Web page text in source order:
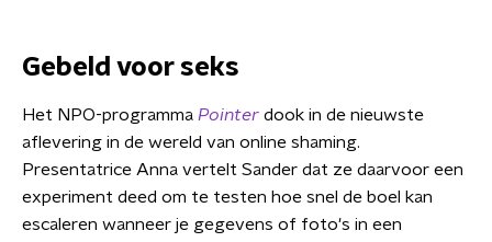
Gebeld voor seks
Het NPO-programma Pointer dook in de nieuwste
aflevering in de wereld van online shaming.
Presentatrice Anna vertelt Sander dat ze daarvoor een
experiment deed om te testen hoe snel de boel kan
escaleren wanneer je gegevens of foto's in een